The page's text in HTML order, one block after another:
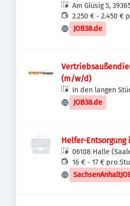
Mechanische
GmbH & Co. KG)
Am Glüsig 5,
Deutschland
2.250 € - 2.450 €
JOB38.de
(m/w/d)
In den langen
Halberstadt,
JOB38.de
Helfer-
06108 Halle
16 € - 17 € pro